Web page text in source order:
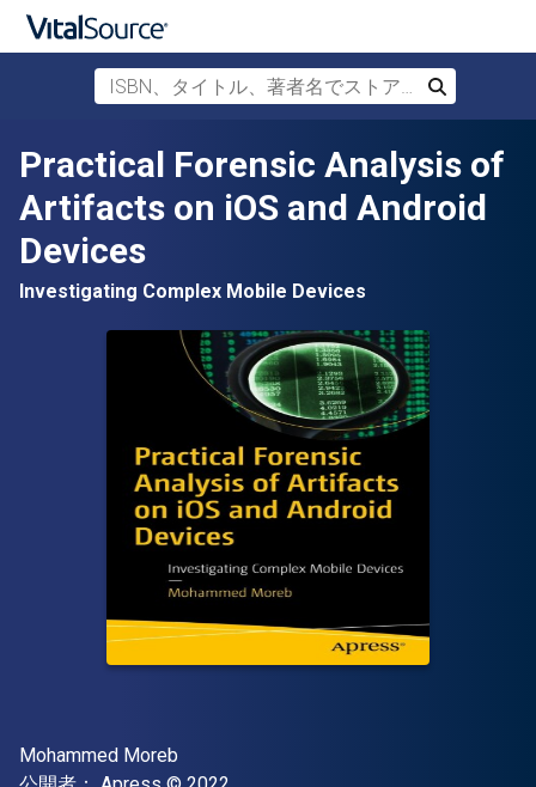
メインコンテンツへスキップ
ISBN、タイトル、著者名でストアを検索
検索
Practical Forensic Analysis of
Artifacts on iOS and Android
Devices
Investigating Complex Mobile Devices
著者
Mohammed Moreb